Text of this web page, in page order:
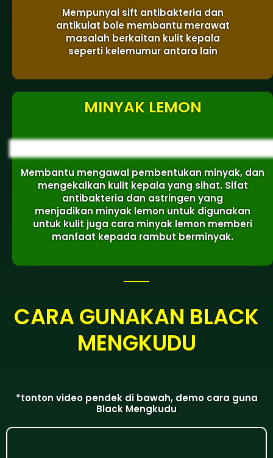
Mempunyai sift antibakteria dan
antikulat bole membantu merawat
masalah berkaitan kulit kepala
seperti kelemumur antara lain
MINYAK LEMON
Membantu mengawal pembentukan minyak, dan
mengekalkan kulit kepala yang sihat. Sifat
antibakteria dan astringen yang
menjadikan minyak lemon untuk digunakan
untuk kulit juga cara minyak lemon memberi
manfaat kepada rambut berminyak.
CARA GUNAKAN BLACK
MENGKUDU
*tonton video pendek di bawah, demo cara guna
Black Mengkudu